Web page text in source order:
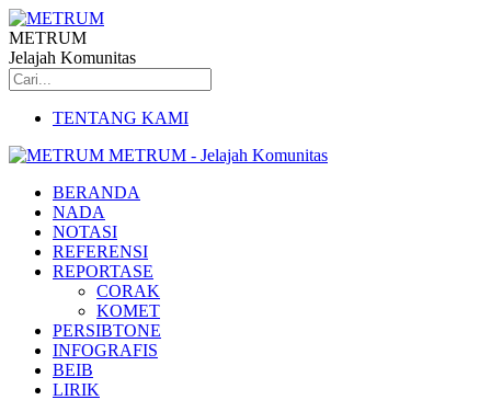
METRUM
Jelajah Komunitas
TENTANG KAMI
METRUM - Jelajah Komunitas
BERANDA
NADA
NOTASI
REFERENSI
REPORTASE
CORAK
KOMET
PERSIBTONE
INFOGRAFIS
BEIB
LIRIK